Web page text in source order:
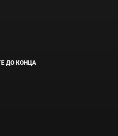
ДО КОНЦА